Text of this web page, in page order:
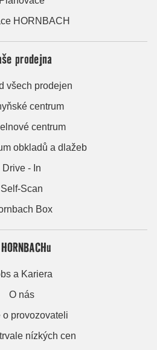
HORNBACH
prodejna
všech prodejen
centrum
centrum
obkladů a dlažeb
Drive - In
Self-Scan
Box
a Kariera
O nás
o provozovateli
nízkých cen